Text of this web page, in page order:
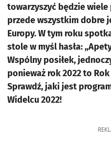
towarzyszyć będzie wiele
przede wszystkim dobre
Europy. W tym roku
stole w myśl hasła:
Wspólny posiłek,
ponieważ rok 2022 to
Sprawdź, jaki jest
Widelcu 2022!